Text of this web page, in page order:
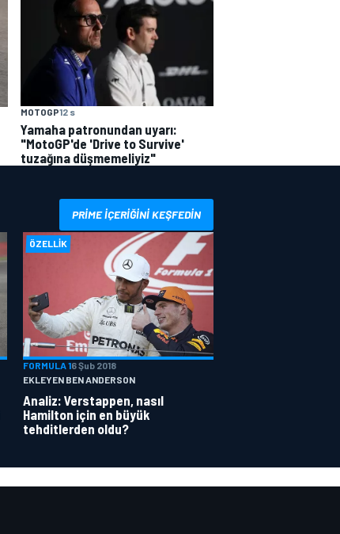
MOTOGP12 s
Yamaha patronundan uyarı:
"MotoGP'de 'Drive to Survive'
tuzağına düşmemeliyiz"
PRIME IÇERIĞINI KEŞFEDIN
ÖZELLIK
FORMULA 16 Şub 2018
EKLEYEN BEN ANDERSON
Analiz: Verstappen, nasıl
Hamilton için en büyük
tehditlerden oldu?